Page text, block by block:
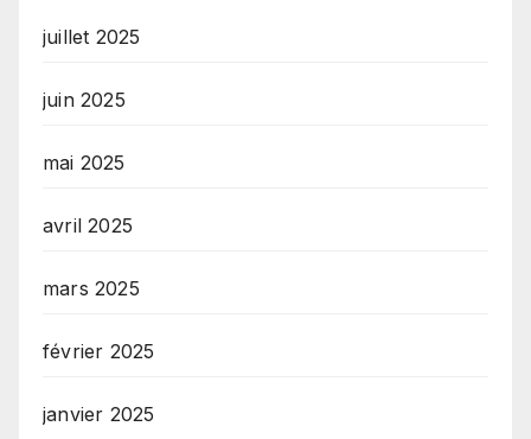
juillet 2025
juin 2025
mai 2025
avril 2025
mars 2025
février 2025
janvier 2025